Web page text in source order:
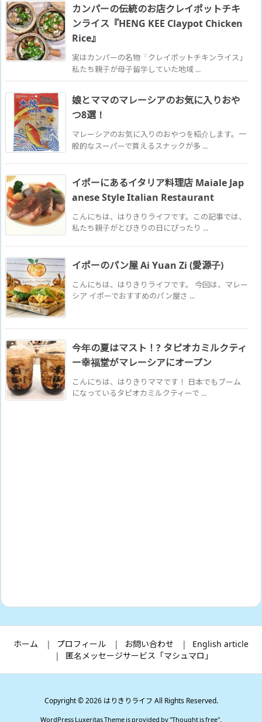
カンパーの伝統のお店クレイポットチキ
ンライス『HENG KEE Claypot Chicken
Rice』
実はカンパーの名物「クレイポットチキンライス」
私たち親子が母子留学していた地域 ...
娘とママのマレーシアのお気に入りおや
つ8選！
マレーシアのお気に入りのおやつを紹介します。一
般的なスーパーで買えるスナックが多 ...
イポーにあるイタリア料理店 Maiale Jap
anese Style Italian Restaurant
こんにちは、はりきりライフです。この記事では、
私たち親子がとびきりの日にぴったり ...
イポーのパン屋 Ai Yuan Zi (愛源子)
こんにちは、はりきりライフです。 今回は、マレー
シア イポーでおすすめのパン屋さ ...
今年の夏はマスト！? タピオカミルクティ
ー幸福堂がマレーシアにオープン
こんにちは、はりきりママです！ 日本でもブーム
になっているタピオカミルクティーで ...
ホーム プロフィール お問い合わせ
English article
匿名メッセージサービス「マシュマロ」
Copyright ©2026 はりきりライフ All Rights Reserved.
WordPress Luxeritas Theme is provided by "Thought is free".